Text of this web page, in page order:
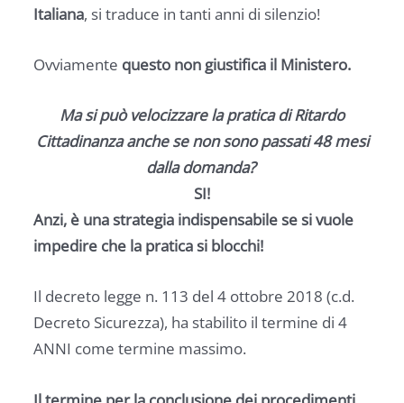
Italiana, si traduce in tanti anni di silenzio!
Ovviamente questo non giustifica il Ministero.
Ma si può velocizzare la pratica di Ritardo
Cittadinanza anche se non sono passati 48 mesi
dalla domanda?
SI!
Anzi, è una strategia indispensabile se si vuole
impedire che la pratica si blocchi!
Il decreto legge n. 113 del 4 ottobre 2018 (c.d.
Decreto Sicurezza), ha stabilito il termine di 4
ANNI come termine massimo.